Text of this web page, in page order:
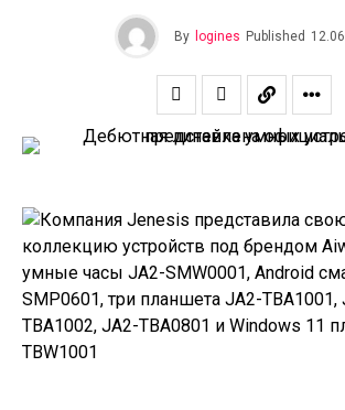
By logines Published